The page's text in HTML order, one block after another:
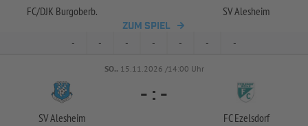
FC/DJK Burgoberb. SV Alesheim
ZUM SPIEL
- - - - - - -
SO.. 15.11.2026 /14:00 Uhr
SV Alesheim
- : -
FC Ezelsdorf